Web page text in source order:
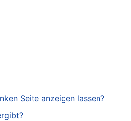
Seite anzeigen lassen?